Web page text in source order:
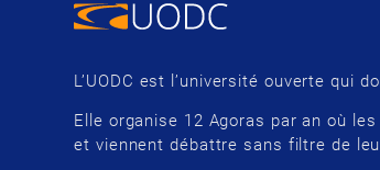
L’UODC est l’université ouverte qui
Elle organise 12 Agoras par an où
et viennent débattre sans filtre de